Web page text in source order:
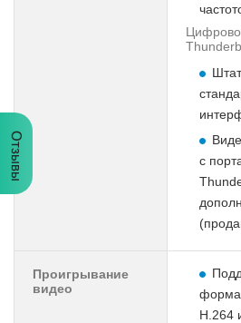
с
Проигрывание
видео
H.264
Отзывы